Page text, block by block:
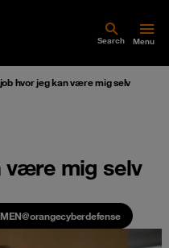
Search Menu
hvor jeg kan være mig selv
være mig selv